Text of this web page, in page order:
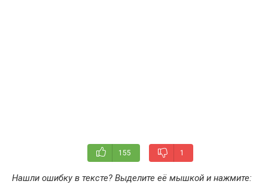
155 1
Нашли ошибку в тексте? Выделите её мышкой и нажмите: